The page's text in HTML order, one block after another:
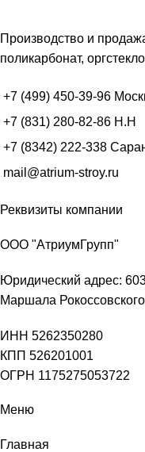
Производство и
поликарбонат,
+7 (499) 450-39-96
+7 (831) 280-82-86 Н.Н
+7 (8342) 222-338
mail@atrium-stroy.ru
Реквизиты компании
ООО "АтриумГрупп"
Юридический адрес:
Маршала
ИНН 5262350280
КПП 526201001
ОГРН 1175275053722
Меню
Главная